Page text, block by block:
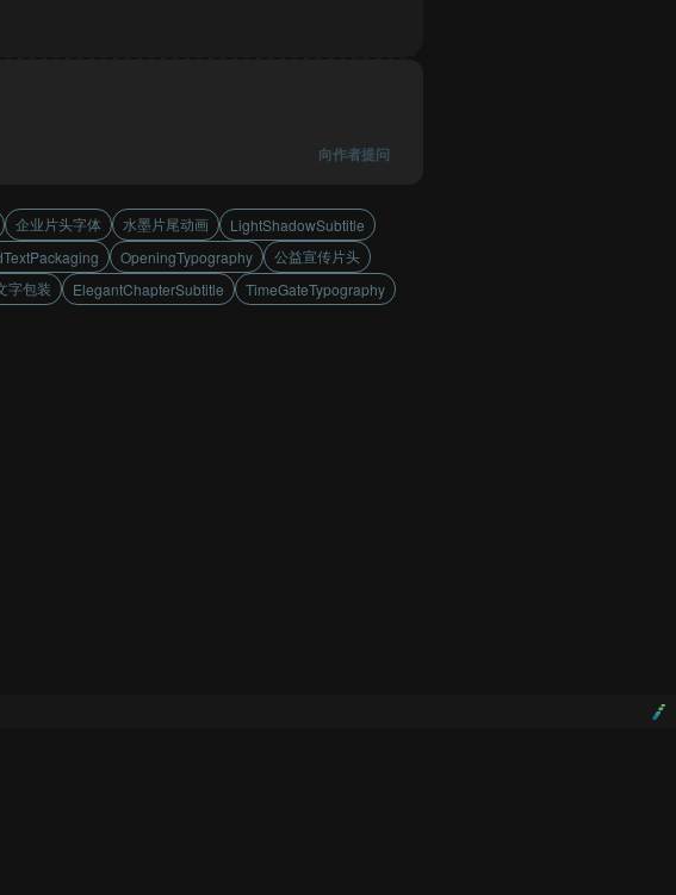
向作者提问
企业片头字体 水墨片尾动画
LightShadowSubtitle
OpeningTypography
公益宣传片头
字包装 ElegantChapterSubtitle
TimeGateTypography